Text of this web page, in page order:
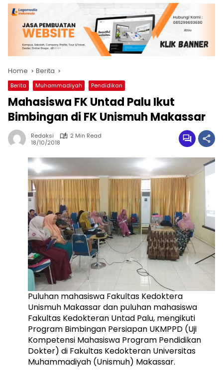
Home Berita
Berita Muhammadiyah Pendidikan
Mahasiswa FK Untad Palu Ikut
Bimbingan di FK Unismuh Makassar
Redaksi
2 Min Read
18/10/2018
Puluhan mahasiswa Fakultas Kedoktera
Unismuh Makassar dan puluhan mahasiswa
Fakultas Kedokteran Untad Palu, mengikuti
Program Bimbingan Persiapan UKMPPD (Uji
Kompetensi Mahasiswa Program Pendidikan
Dokter) di Fakultas Kedokteran Universitas
Muhammadiyah (Unismuh) Makassar.